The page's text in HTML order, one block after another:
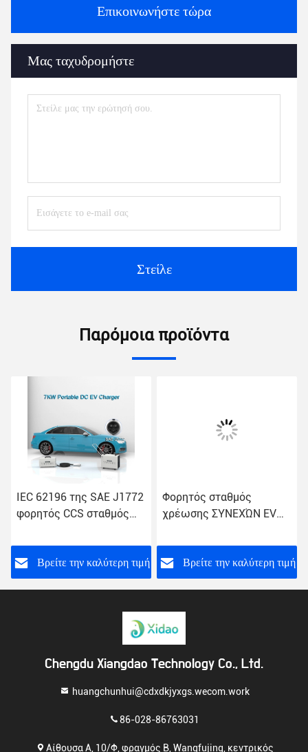
Επικοινωνήστε τώρα
Μας ταχυδρομήστε
Στείλε
Παρόμοια προϊόντα
62196 της SAE J1772
CCS σταθμός
EV κινητός
Βρείτε την καλύτερη τιμή
Φορητός σταθμός
χρέωσης ΣΥΝΕΧΏΝ EV
3P+N+PE
Βρείτε την καλύτερη τιμή
Chengdu Xiangdao Technology Co., Ltd.
huangchunhui@cdxdkjyxgs.wecom.work
86-028-86763031
Αίθουσα Α, 10/Φ, φραγμός Β, Wangfujing, κεντρικός